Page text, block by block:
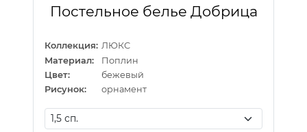
Постельное белье Добрица
Коллекция: ЛЮКС
Материал:
Поплин
Цвет:
бежевый
Рисунок:
орнамент